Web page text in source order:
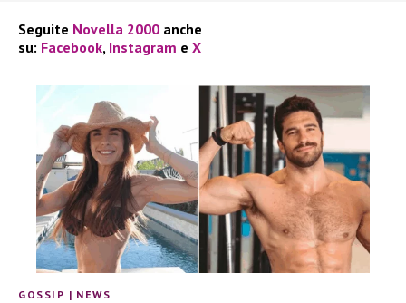
Seguite Novella 2000 anche
su: Facebook, Instagram e X
GOSSIP | NEWS